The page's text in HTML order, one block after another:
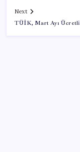
Next
TÜİK, Mart Ayı Ücretli